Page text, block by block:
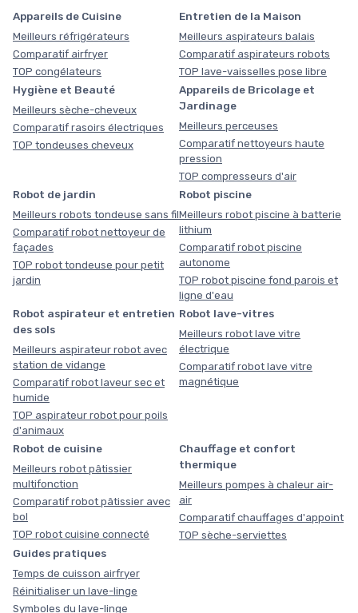
Appareils de Cuisine
Meilleurs réfrigérateurs
Comparatif airfryer
TOP congélateurs
Entretien de la Maison
Meilleurs aspirateurs balais
Comparatif aspirateurs robots
TOP lave-vaisselles pose libre
Hygiène et Beauté
Meilleurs sèche-cheveux
Comparatif rasoirs électriques
TOP tondeuses cheveux
Appareils de Bricolage et
Jardinage
Meilleurs perceuses
Comparatif nettoyeurs haute
pression
TOP compresseurs d'air
Robot de jardin
Meilleurs robots tondeuse sans fil
Comparatif robot nettoyeur de
façades
TOP robot tondeuse pour petit
jardin
Robot piscine
Meilleurs robot piscine à batterie
lithium
Comparatif robot piscine
autonome
TOP robot piscine fond parois et
ligne d'eau
Robot aspirateur et entretien
des sols
Meilleurs aspirateur robot avec
station de vidange
Comparatif robot laveur sec et
humide
TOP aspirateur robot pour poils
d'animaux
Robot lave-vitres
Meilleurs robot lave vitre
électrique
Comparatif robot lave vitre
magnétique
Robot de cuisine
Meilleurs robot pâtissier
multifonction
Comparatif robot pâtissier avec
bol
TOP robot cuisine connecté
Chauffage et confort
thermique
Meilleurs pompes à chaleur air-
air
Comparatif chauffages d'appoint
TOP sèche-serviettes
Guides pratiques
Temps de cuisson airfryer
Réinitialiser un lave-linge
Symboles du lave-linge